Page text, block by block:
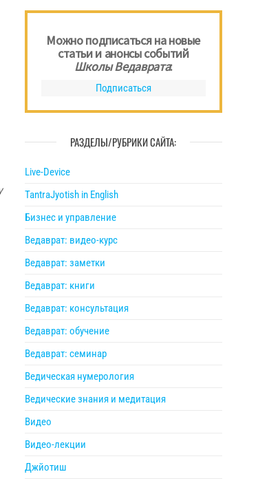
Можно подписаться на новые
статьи и анонсы событий
Школы Ведаврата:
Подписаться
РАЗДЕЛЫ/РУБРИКИ САЙТА:
Live-Device
TantraJyotish in English
Бизнес и управление
Ведаврат: видео-курс
Ведаврат: заметки
Ведаврат: книги
Ведаврат: консультация
Ведаврат: обучение
Ведаврат: семинар
Ведическая нумерология
Ведические знания и медитация
Видео
Видео-лекции
Джйотиш